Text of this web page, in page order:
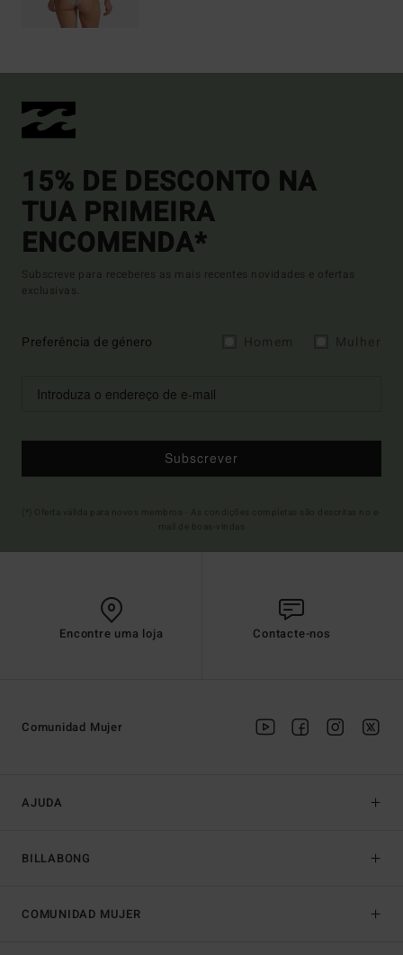
15% DE DESCONTO NA
TUA PRIMEIRA
ENCOMENDA*
Subscreve para receberes as mais recentes novidades e ofertas
exclusivas.
Preferência de género
Subscrever
Encontre uma loja Contacte-nos
AJUDA
BILLABONG
Comunidad Mujer
COMUNIDAD MUJER